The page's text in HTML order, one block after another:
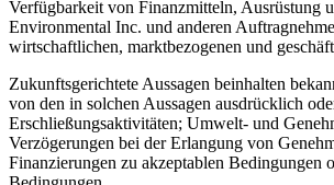
Verfügbarkeit von Finanzmitteln, Ausrüstung
Environmental Inc. und anderen
wirtschaftlichen, marktbezogenen und
Zukunftsgerichtete Aussagen beinhalten
von den in solchen Aussagen ausdrücklich
Erschließungsaktivitäten; Umwelt- und
Verzögerungen bei der Erlangung von
Finanzierungen zu akzeptablen Bedingungen